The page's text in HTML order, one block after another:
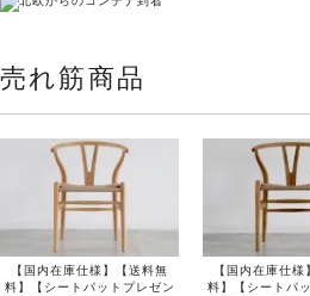
売れ筋商品
【国内在庫仕様】【送料無
料】【シートパットプレゼン
【国内在庫仕
料】【シートパ